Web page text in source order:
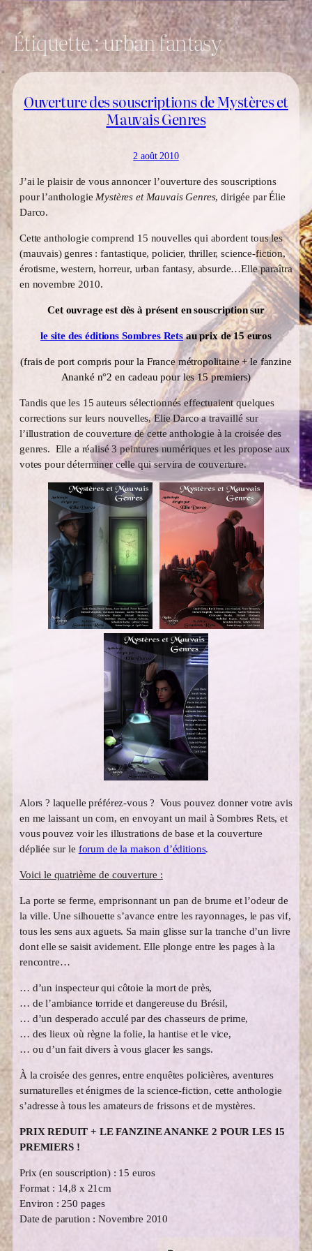
Étiquette :urban fantasy
Ouverture des souscriptions de Mystères et
Mauvais Genres
2 août 2010
J’ai le plaisir de vous annoncer l’ouverture des souscriptions
pour l’anthologie Mystères et Mauvais Genres, dirigée par Élie
Darco.
Cette anthologie comprend 15 nouvelles qui abordent tous les
(mauvais) genres : fantastique, policier, thriller, science-fiction,
érotisme, western, horreur, urban fantasy, absurde…Elle paraîtra
en novembre 2010.
Cet ouvrage est dès à présent en souscription sur
le site des éditions Sombres Retsau prix de 15 euros
(frais de port compris pour la France métropolitaine + le fanzine
Ananké n°2 en cadeau pour les 15 premiers)
Tandis que les 15 auteurs sélectionnés effectuaient quelques
corrections sur leurs nouvelles, Elie Darco a travaillé sur
l’illustration de couverture de cette anthologie à la croisée des
genres. Elle a réalisé 3 peintures numériques et les propose aux
votes pour déterminer celle qui servira de couverture.
Alors ? laquelle préférez-vous ? Vous pouvez donner votre avis
en me laissant un com, en envoyant un mail à Sombres Rets, et
vous pouvez voir les illustrations de base et la couverture
dépliée sur le forum de la maison d’éditions.
Voici le quatrième de couverture :
La porte se ferme, emprisonnant un pan de brume et l’odeur de
la ville. Une silhouette s’avance entre les rayonnages, le pas vif,
tous les sens aux aguets. Sa main glisse sur la tranche d’un livre
dont elle se saisit avidement. Elle plonge entre les pages à la
rencontre…
… d’un inspecteur qui côtoie la mort de près,
… de l’ambiance torride et dangereuse du Brésil,
… d’un desperado acculé par des chasseurs de prime,
… des lieux où règne la folie, la hantise et le vice,
… ou d’un fait divers à vous glacer les sangs.
À la croisée des genres, entre enquêtes policières, aventures
surnaturelles et énigmes de la science-fiction, cette anthologie
s’adresse à tous les amateurs de frissons et de mystères.
PRIX REDUIT + LE FANZINE ANANKE 2 POUR LES 15
PREMIERS !
Prix (en souscription) : 15 euros
Format : 14,8 x 21cm
Environ : 250 pages
Date de parution : Novembre 2010